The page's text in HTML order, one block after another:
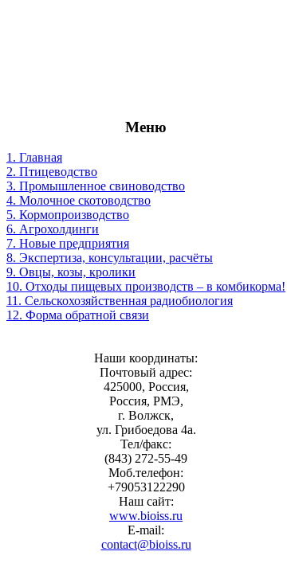
Меню
1. Главная
2. Птицеводство
3. Промышленное свиноводство
4. Молочное скотоводство
5. Кормопроизводство
6. Агрохолдинги
7. Новые предприятия
8. Экспертиза, консультации, расчёты
9. Овцы, козы, кролики
10. Отходы пищевых производств – в комбикорма!
11. Сельскохозяйственная радиобиология
12. Форма обратной связи
Наши координаты:
Почтовый адрес:
425000, Россия,
Россия, РМЭ,
г. Волжск,
ул. Грибоедова 4а.
Тел/факс:
(843) 272-55-49
Моб.телефон:
+79053122290
Наш сайт:
www.bioiss.ru
E-mail:
contact@bioiss.ru